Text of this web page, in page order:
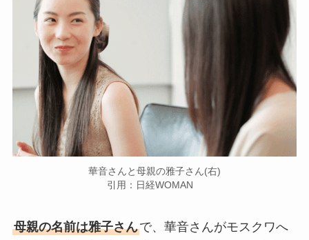
華音さんと母親の雅子さん(右)
引用：日経WOMAN
母親の名前は雅子さんで、華音さんがモスクワへ